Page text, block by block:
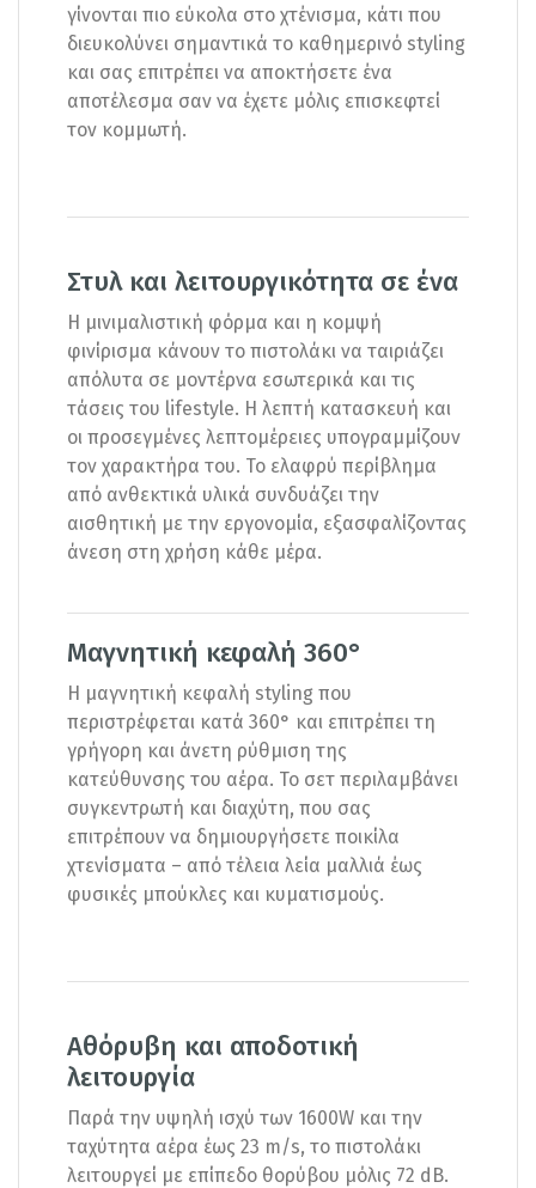
γίνονται πιο εύκολα στο χτένισμα, κάτι που
διευκολύνει σημαντικά το καθημερινό styling
και σας επιτρέπει να αποκτήσετε ένα
αποτέλεσμα σαν να έχετε μόλις επισκεφτεί
τον κομμωτή.
Στυλ και λειτουργικότητα σε ένα
Η μινιμαλιστική φόρμα και η κομψή
φινίρισμα κάνουν το πιστολάκι να ταιριάζει
απόλυτα σε μοντέρνα εσωτερικά και τις
τάσεις του lifestyle. Η λεπτή κατασκευή και
οι προσεγμένες λεπτομέρειες υπογραμμίζουν
τον χαρακτήρα του. Το ελαφρύ περίβλημα
από ανθεκτικά υλικά συνδυάζει την
αισθητική με την εργονομία, εξασφαλίζοντας
άνεση στη χρήση κάθε μέρα.
Μαγνητική κεφαλή 360°
Η μαγνητική κεφαλή styling που
περιστρέφεται κατά 360° και επιτρέπει τη
γρήγορη και άνετη ρύθμιση της
κατεύθυνσης του αέρα. Το σετ περιλαμβάνει
συγκεντρωτή και διαχύτη, που σας
επιτρέπουν να δημιουργήσετε ποικίλα
χτενίσματα – από τέλεια λεία μαλλιά έως
φυσικές μπούκλες και κυματισμούς.
Αθόρυβη και αποδοτική
λειτουργία
Παρά την υψηλή ισχύ των 1600W και την
ταχύτητα αέρα έως 23 m/s, το πιστολάκι
λειτουργεί με επίπεδο θορύβου μόλις 72 dB.